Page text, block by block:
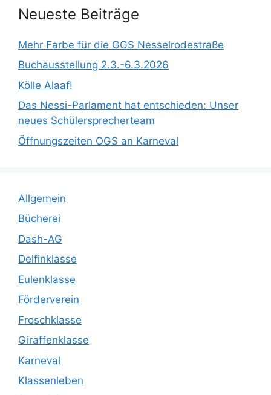
Neueste Beiträge
Mehr Farbe für die GGS Nesselrodestraße
Buchausstellung 2.3.-6.3.2026
Kölle Alaaf!
Das Nessi-Parlament hat entschieden: Unser
neues Schülersprecherteam
Öffnungszeiten OGS an Karneval
Allgemein
Bücherei
Dash-AG
Delfinklasse
Eulenklasse
Förderverein
Froschklasse
Giraffenklasse
Karneval
Klassenleben